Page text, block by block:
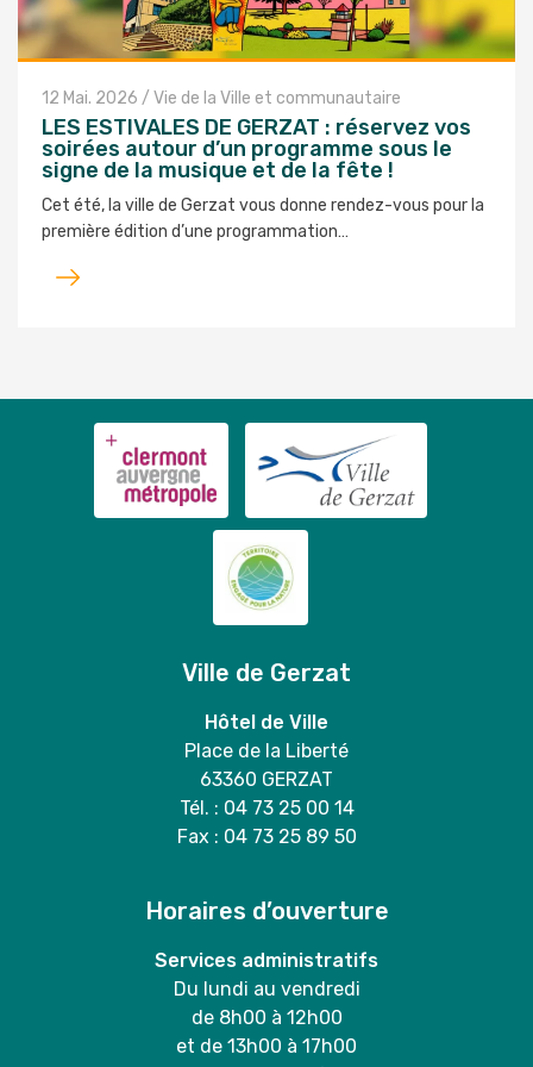
12 Mai. 2026 / Vie de la Ville et communautaire
LES ESTIVALES DE GERZAT : réservez vos
soirées autour d’un programme sous le
signe de la musique et de la fête !
Cet été, la ville de Gerzat vous donne rendez-vous pour la
première édition d’une programmation…
Lire
l'article
Ville de Gerzat
Hôtel de Ville
Place de la Liberté
63360 GERZAT
Tél. : 04 73 25 00 14
Fax : 04 73 25 89 50
Horaires d’ouverture
Services administratifs
Du lundi au vendredi
de 8h00 à 12h00
et de 13h00 à 17h00